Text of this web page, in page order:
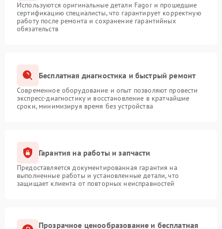
Используются оригинальные детали Fagor и прошедшие
сертификацию специалисты, что гарантирует корректную
работу после ремонта и сохранение гарантийных
обязательств
Бесплатная диагностика и быстрый ремонт
Современное оборудование и опыт позволяют провести
экспресс-диагностику и восстановление в кратчайшие
сроки, минимизируя время без устройства
Гарантия на работы и запчасти
Предоставляется документированная гарантия на
выполненные работы и установленные детали, что
защищает клиента от повторных неисправностей
Прозрачное ценообразование и бесплатная